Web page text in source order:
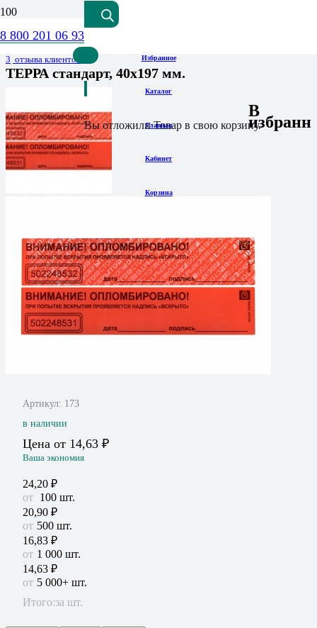
8 800 201 06 93
Вы отложилиТовар в свою корзину.
Избранное
Каталог
Главная
Кабинет
Корзина
Оценка4.00из 5
3 отзыва клиентов
ТЕРРА стандарт, 40х197 мм.
В
Артикул: 173
в наличии
Цена от 14,63 ₽
Ваша экономия
24,20 ₽
100 шт.
20,90 ₽
500 шт.
16,83 ₽
1 000 шт.
14,63 ₽
5 000+ шт.
Итого:за шт.